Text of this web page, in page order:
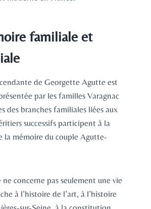
familiale et
de Georgette Agutte est
par les familles Varagnac
des branches familiales liées aux
successifs participent à la
la mémoire du couple Agutte-
concerne pas seulement une vie
à l’histoire de l’art, à l’histoire